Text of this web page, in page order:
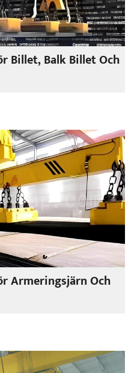
Billet, Balk Billet Och
Armeringsjärn Och